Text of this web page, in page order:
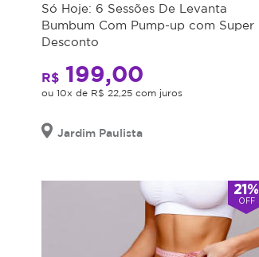
Só Hoje: 6 Sessões De Levanta
Bumbum Com Pump-up com Super
Desconto
R$ 199,00
ou 10x de R$ 22,25 com juros
Jardim Paulista
21%
OFF